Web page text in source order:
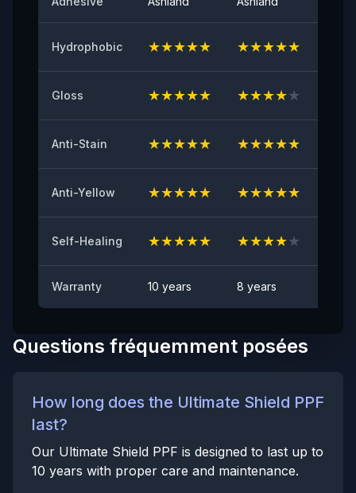
Brillance de Surface à 60°
94
Résistance au Jaunissement
CONFORME
Anti-taches
Hydrophobic ★★★★★ ★★★★★
Gloss ★★★★★ ★★★★★
Anti-Stain ★★★★★ ★★★★★
Anti-Yellow ★★★★★ ★★★★★
Self-Healing ★★★★★ ★★★★★
Warranty 10 years 8 years
Questions fréquemment posées
How long does the Ultimate Shield PPF
last?
Our Ultimate Shield PPF is designed to last up to
10 years with proper care and maintenance.